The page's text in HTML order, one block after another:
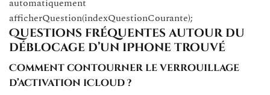
automatiquement
afficherQuestion(indexQuestionCourante);
Questions fréquentes autour du
déblocage d’un iPhone trouvé
Comment contourner le verrouillage
d’activation iCloud ?